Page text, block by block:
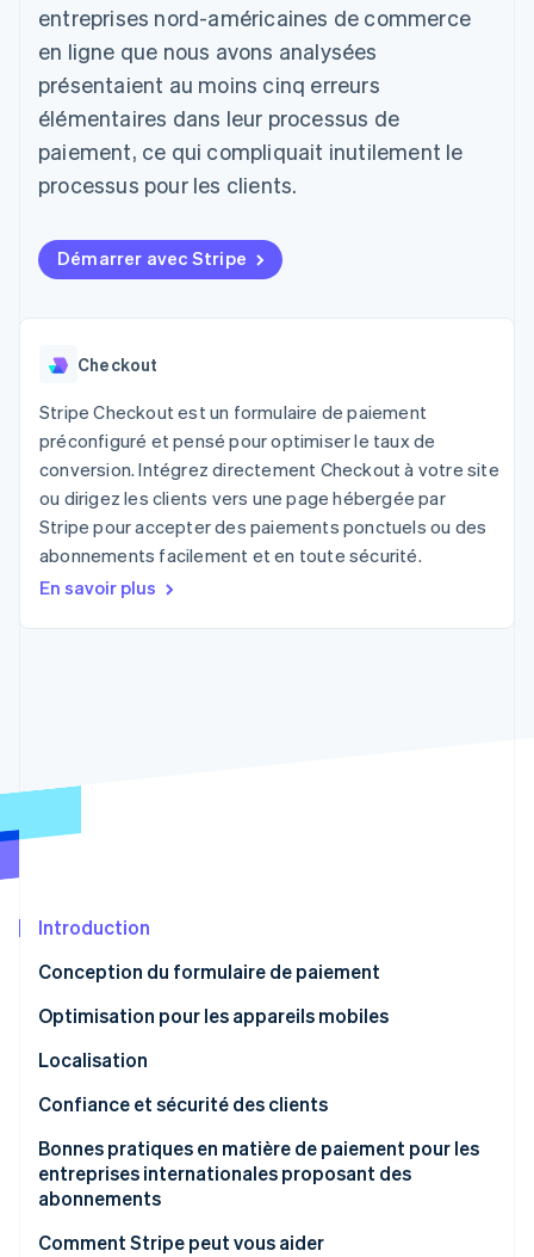
Moyens de
paiement
Accès à plus
de 125 modes
de paiement
Terminal
personne
Authorization
des
acceptations
Link
accélérés
Recognition
Automatisations
comptables
Stripe Sigma
Rapports
personnalisés
Data Pipeline
Synchronisation
des données
Plus
Product roadmap
Découvrez ce qui vous attend
Radar
Prévention de la fraude
Atlas
Constitution d'une entreprise
Stripe Sessions 2026
l’application
Gestion financière
Plateformes
Logiciels-services
Par secteur d'activité
Entreprises d'IA
Économie de la
Jeux
divertissements
Organismes à but non
lucratif
Services aux
entreprises
Secteur public
Commerce de détail
ou une place de marché
Gérer les abonnements
facturation à
l’utilisation
Émettre des cartes qui
reposent sur les
Fournir et gérer des
services à l’aide
Intégrations
d'applications
Exemples de code
Blog des développeurs
État des API
Entreprise
Feuille de route du
produit
Conférence annuelle de
Sessions
Carrières
Contact
entreprises nord-américaines de commerce
en ligne que nous avons analysées
présentaient au moins cinq erreurs
élémentaires dans leur processus de
paiement, ce qui compliquait inutilement le
processus pour les clients.
Démarrer avec Stripe
Checkout
Stripe Checkout est un formulaire de paiement
préconfiguré et pensé pour optimiser le taux de
conversion. Intégrez directement Checkout à votre site
ou dirigez les clients vers une page hébergée par
Stripe pour accepter des paiements ponctuels ou des
abonnements facilement et en toute sécurité.
En savoir plus
Introduction
Conception du formulaire de paiement
Optimisation pour les appareils mobiles
Localisation
Confiance et sécurité des clients
Bonnes pratiques en matière de paiement pour les
entreprises internationales proposant des
abonnements
Comment Stripe peut vous aider